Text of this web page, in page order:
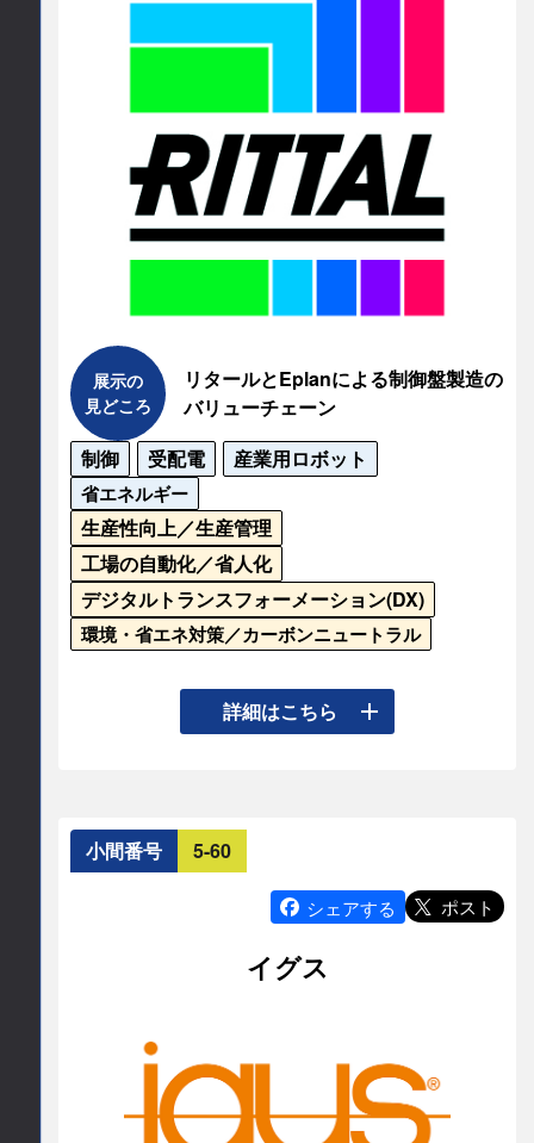
をお見せします。
連絡先会社
EPLAN株式会社
担当部署名
マーケティング
所在地
〒222-0033
神奈川県横浜市港北区新横浜2-5-11
金子第1ビル7階
TEL
045-274-7904
eplanjapan.jp
https://www.eplanjapan.jp/
展示の
見どころ
リタールとEplanによる制御盤製造の
バリューチェーン
制御
受配電 産業用ロボット
省エネルギー
生産性向上／生産管理
工場の自動化／省人化
デジタルトランスフォーメーション(DX)
環境・省エネ対策／カーボンニュートラル
リタールは、さまざまな国際規格に対応した産業
用エンクロージャーや温度管理システム、分電・
Eplanとともに、データ連携による制御盤製造のバ
リューチェーンをご提案します。
●ボード型バスバーRiLineX：組立工数50%削減、
●リタールアプリケーションセンター：盤製造のバ
リューチェンを実際に体験できる検証施設のご案
【エンクロージャー・温度管理】
詳細はこちら
小間番号 5-60
シェアする ポスト
イグス